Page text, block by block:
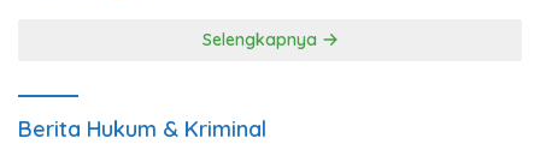
Selengkapnya
Berita Hukum & Kriminal